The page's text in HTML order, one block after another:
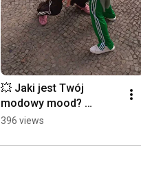
💥 Jaki jest Twój
modowy mood?
Elegancki spacer czy
💃🕺
396 views